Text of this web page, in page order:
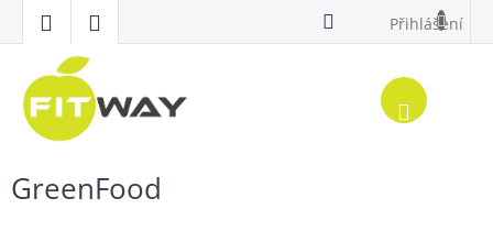
obsah
Přihlášení
GreenFood